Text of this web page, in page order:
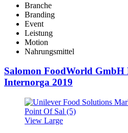
Branche
Branding
Event
Leistung
Motion
Nahrungsmittel
Salomon FoodWorld GmbH
Internorga 2019
View Large